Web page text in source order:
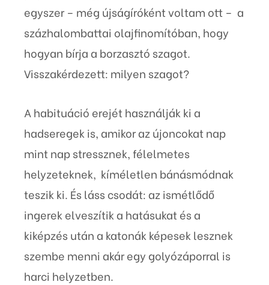
egyszer – még újságíróként voltam ott – a
százhalombattai olajfinomítóban, hogy
hogyan bírja a borzasztó szagot.
Visszakérdezett: milyen szagot?
A habituáció erejét használják ki a
hadseregek is, amikor az újoncokat nap
mint nap stressznek, félelmetes
helyzeteknek, kíméletlen bánásmódnak
teszik ki. És láss csodát: az ismétlődő
ingerek elveszítik a hatásukat és a
kiképzés után a katonák képesek lesznek
szembe menni akár egy golyózáporral is
harci helyzetben.